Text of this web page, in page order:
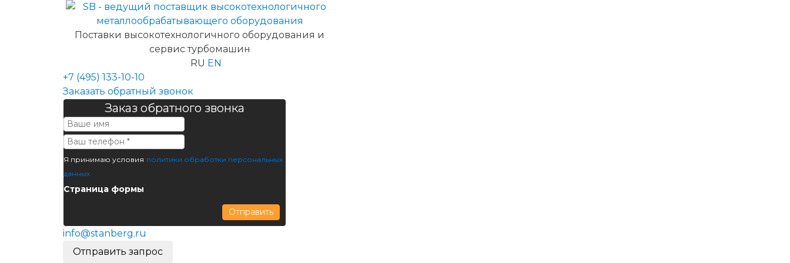
Поставки высокотехнологичного оборудования и
сервис турбомашин
RU EN
+7 (495) 133-10-10
Заказать обратный звонок
Заказ обратного звонка
Я принимаю условия политики обработки персональных
данных
Страница формы
Отправить
info@stanberg.ru
Отправить запрос